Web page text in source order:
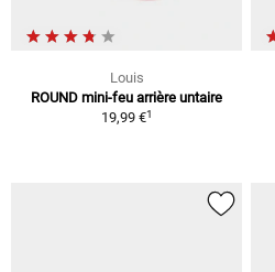
Louis
ROUND mini-feu arrière untaire
19,99 €1